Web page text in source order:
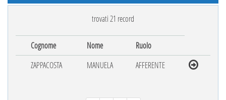
trovati 21 record
Cognome Nome
Ruolo
ZAPPACOSTA
MANUELA AFFERENTE